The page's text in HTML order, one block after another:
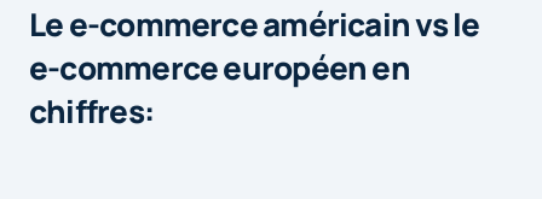
Le e-commerce américain vs le
e-commerce européen en
chiffres: